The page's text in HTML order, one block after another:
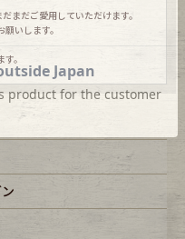
まだご愛用していただけます。
いします。
。